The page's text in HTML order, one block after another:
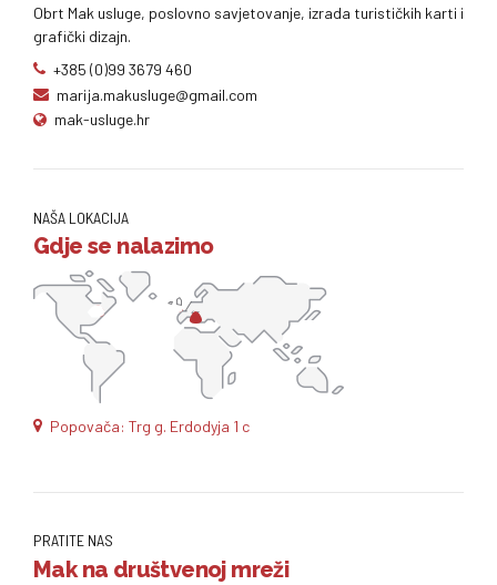
Obrt Mak usluge, poslovno savjetovanje, izrada turističkih karti i
grafički dizajn.
+385 (0)99 3679 460
marija.makusluge@gmail.com
mak-usluge.hr
NAŠA LOKACIJA
Gdje se nalazimo
Popovača: Trg g. Erdodyja 1 c
PRATITE NAS
Mak na društvenoj mreži